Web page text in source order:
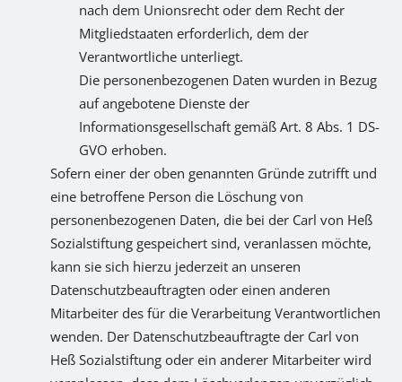
nach dem Unionsrecht oder dem Recht der
Mitgliedstaaten erforderlich, dem der
Verantwortliche unterliegt.
Die personenbezogenen Daten wurden in Bezug
auf angebotene Dienste der
Informationsgesellschaft gemäß Art. 8 Abs. 1 DS-
GVO erhoben.
Sofern einer der oben genannten Gründe zutrifft und
eine betroffene Person die Löschung von
personenbezogenen Daten, die bei der Carl von Heß
Sozialstiftung gespeichert sind, veranlassen möchte,
kann sie sich hierzu jederzeit an unseren
Datenschutzbeauftragten oder einen anderen
Mitarbeiter des für die Verarbeitung Verantwortlichen
wenden. Der Datenschutzbeauftragte der Carl von
Heß Sozialstiftung oder ein anderer Mitarbeiter wird